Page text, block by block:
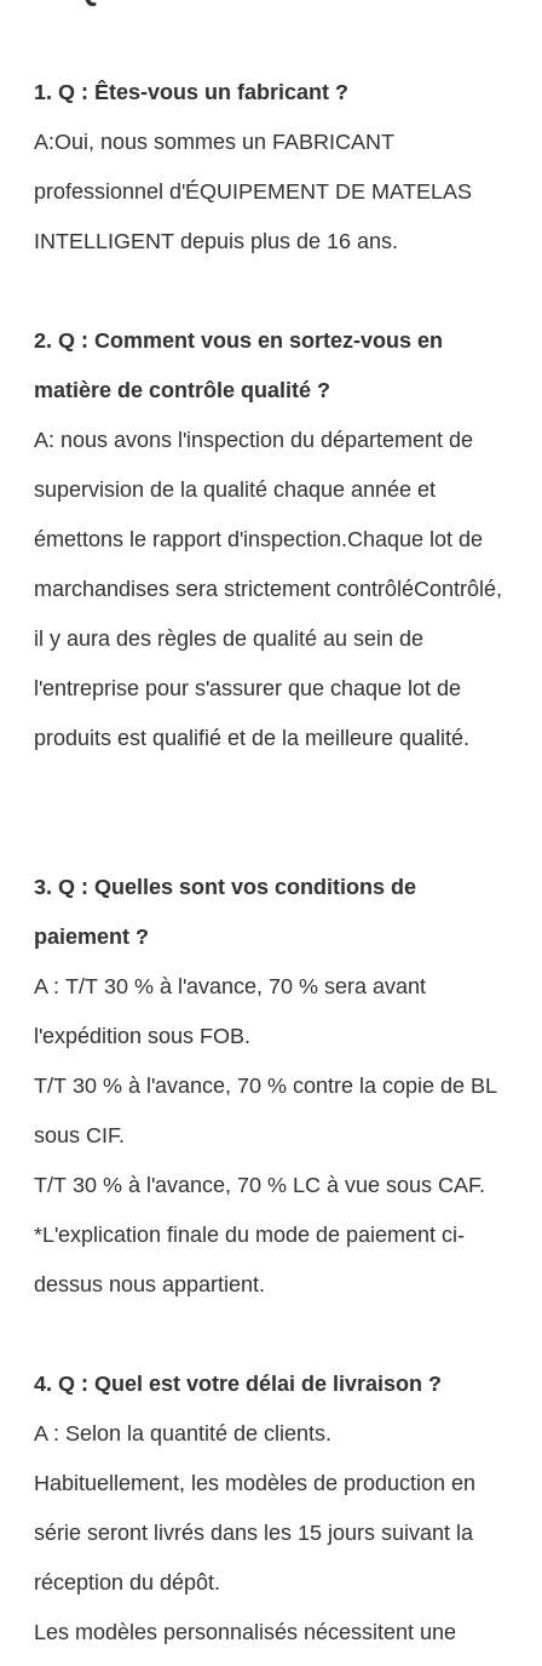
1. Q : Êtes-vous un fabricant ?
A:Oui, nous sommes un FABRICANT
professionnel d'ÉQUIPEMENT DE MATELAS
INTELLIGENT depuis plus de 16 ans.
2. Q : Comment vous en sortez-vous en
matière de contrôle qualité ?
A: nous avons l'inspection du département de
supervision de la qualité chaque année et
émettons le rapport d'inspection.Chaque lot de
marchandises sera strictement contrôléContrôlé,
il y aura des règles de qualité au sein de
l'entreprise pour s'assurer que chaque lot de
produits est qualifié et de la meilleure qualité.
3. Q : Quelles sont vos conditions de
paiement ?
A : T/T 30 % à l'avance, 70 % sera avant
l'expédition sous FOB.
T/T 30 % à l'avance, 70 % contre la copie de BL
sous CIF.
T/T 30 % à l'avance, 70 % LC à vue sous CAF.
*L'explication finale du mode de paiement ci-
dessus nous appartient.
4. Q : Quel est votre délai de livraison ?
A : Selon la quantité de clients.
Habituellement, les modèles de production en
série seront livrés dans les 15 jours suivant la
réception du dépôt.
Les modèles personnalisés nécessitent une